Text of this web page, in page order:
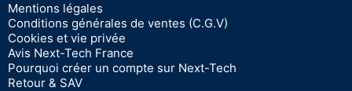
Mentions légales
Conditions générales de ventes (C.G.V)
Cookies et vie privée
Avis Next-Tech France
Pourquoi créer un compte sur Next-Tech
Retour & SAV